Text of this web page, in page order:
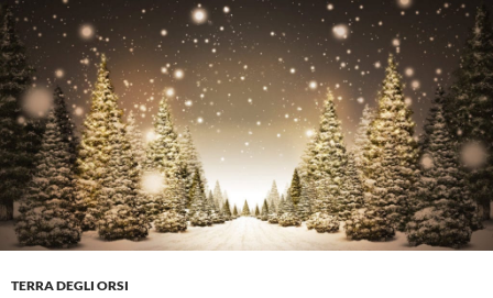
TERRA DEGLI ORSI